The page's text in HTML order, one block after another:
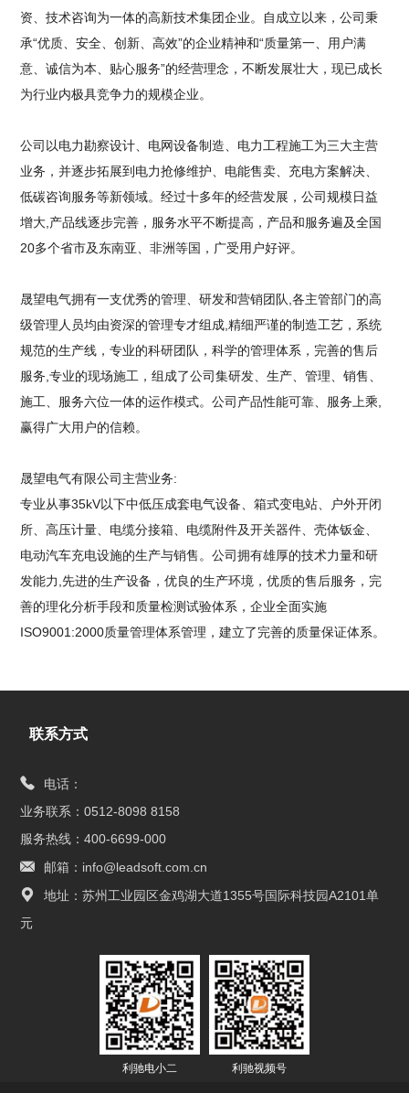
资、技术咨询为一体的高新技术集团企业。自成立以来，公司秉
承“优质、安全、创新、高效”的企业精神和“质量第一、用户满
意、诚信为本、贴心服务”的经营理念，不断发展壮大，现已成长
为行业内极具竞争力的规模企业。
公司以电力勘察设计、电网设备制造、电力工程施工为三大主营
业务，并逐步拓展到电力抢修维护、电能售卖、充电方案解决、
低碳咨询服务等新领域。经过十多年的经营发展，公司规模日益
增大,产品线逐步完善，服务水平不断提高，产品和服务遍及全国
20多个省市及东南亚、非洲等国，广受用户好评。
晟望电气拥有一支优秀的管理、研发和营销团队,各主管部门的高
级管理人员均由资深的管理专才组成,精细严谨的制造工艺，系统
规范的生产线，专业的科研团队，科学的管理体系，完善的售后
服务,专业的现场施工，组成了公司集研发、生产、管理、销售、
施工、服务六位一体的运作模式。公司产品性能可靠、服务上乘,
赢得广大用户的信赖。
晟望电气有限公司主营业务:
专业从事35kV以下中低压成套电气设备、箱式变电站、户外开闭
所、高压计量、电缆分接箱、电缆附件及开关器件、壳体钣金、
电动汽车充电设施的生产与销售。公司拥有雄厚的技术力量和研
发能力,先进的生产设备，优良的生产环境，优质的售后服务，完
善的理化分析手段和质量检测试验体系，企业全面实施
ISO9001:2000质量管理体系管理，建立了完善的质量保证体系。
联系方式
电话：
业务联系：0512-8098 8158
服务热线：400-6699-000
邮箱：info@leadsoft.com.cn
地址：苏州工业园区金鸡湖大道1355号国际科技园A2101单
元
利驰电小二 利驰视频号